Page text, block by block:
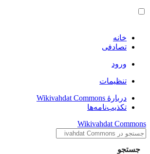
خانه
تصادفی
ورود
تنظیمات
دربارهٔ Wikivahdat Commons
تکذیب‌نامه‌ها
Wikivahdat Commons
جستجو